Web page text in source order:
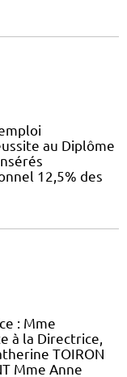
au Diplôme
12,5% des
: Mme
à la Directrice,
TOIRON
Mme Anne